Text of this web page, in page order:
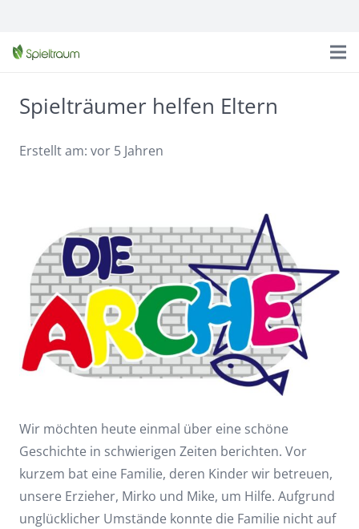
Spielträumer helfen Eltern
Erstellt am: vor 5 Jahren
Wir möchten heute einmal über eine schöne
Geschichte in schwierigen Zeiten berichten. Vor
kurzem bat eine Familie, deren Kinder wir betreuen,
unsere Erzieher, Mirko und Mike, um Hilfe. Aufgrund
unglücklicher Umstände konnte die Familie nicht auf